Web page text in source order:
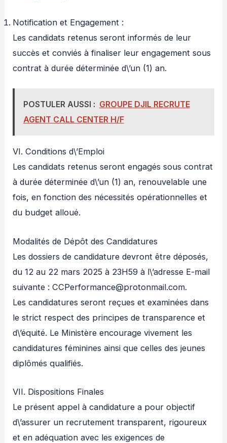
Notification et Engagement :
Les candidats retenus seront informés de leur
succès et conviés à finaliser leur engagement sous
contrat à durée déterminée d\’un (1) an.
POSTULER AUSSI : GROUPE DJIL RECRUTE
AGENT CALL CENTER H/F
VI. Conditions d\’Emploi
Les candidats retenus seront engagés sous contrat
à durée déterminée d\’un (1) an, renouvelable une
fois, en fonction des nécessités opérationnelles et
du budget alloué.
Modalités de Dépôt des Candidatures
Les dossiers de candidature devront être déposés,
du 12 au 22 mars 2025 à 23H59 à l\’adresse E-mail
suivante : CCPerformance@protonmail.com.
Les candidatures seront reçues et examinées dans
le strict respect des principes de transparence et
d\’équité. Le Ministère encourage vivement les
candidatures féminines ainsi que celles des jeunes
diplômés qualifiés.
VII. Dispositions Finales
Le présent appel à candidature a pour objectif
d\’assurer un recrutement transparent, rigoureux
et en adéquation avec les exigences de